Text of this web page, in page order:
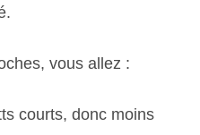
vous allez :
courts, donc moins